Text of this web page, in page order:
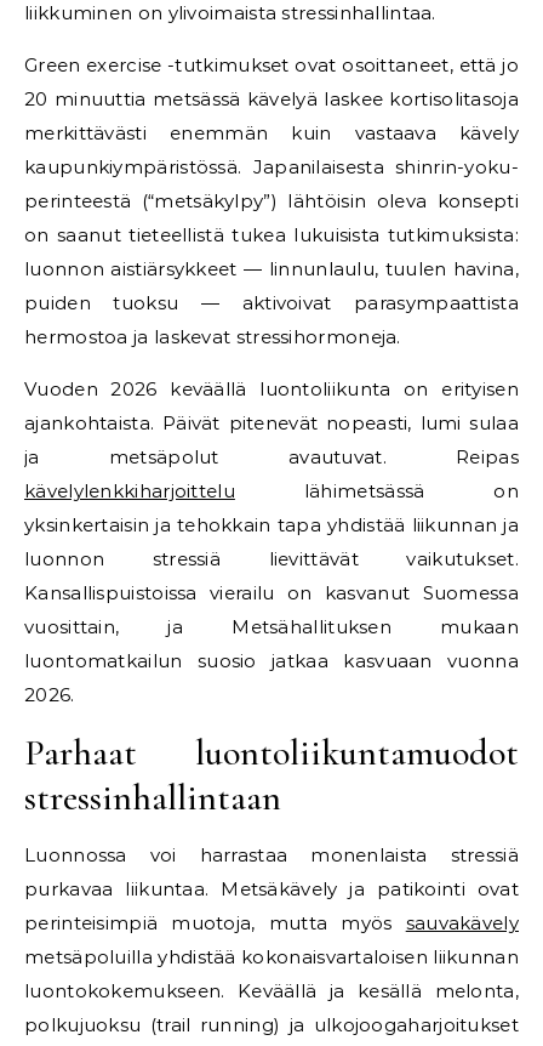
liikkuminen on ylivoimaista stressinhallintaa.
Green exercise -tutkimukset ovat osoittaneet, että jo
20 minuuttia metsässä kävelyä laskee kortisolitasoja
merkittävästi enemmän kuin vastaava kävely
kaupunkiympäristössä. Japanilaisesta shinrin-yoku-
perinteestä (“metsäkylpy”) lähtöisin oleva konsepti
on saanut tieteellistä tukea lukuisista tutkimuksista:
luonnon aistiärsykkeet — linnunlaulu, tuulen havina,
puiden tuoksu — aktivoivat parasympaattista
hermostoa ja laskevat stressihormoneja.
Vuoden 2026 keväällä luontoliikunta on erityisen
ajankohtaista. Päivät pitenevät nopeasti, lumi sulaa
ja metsäpolut avautuvat. Reipas
kävelylenkkiharjoittelu lähimetsässä on
yksinkertaisin ja tehokkain tapa yhdistää liikunnan ja
luonnon stressiä lievittävät vaikutukset.
Kansallispuistoissa vierailu on kasvanut Suomessa
vuosittain, ja Metsähallituksen mukaan
luontomatkailun suosio jatkaa kasvuaan vuonna
2026.
Parhaat luontoliikuntamuodot
stressinhallintaan
Luonnossa voi harrastaa monenlaista stressiä
purkavaa liikuntaa. Metsäkävely ja patikointi ovat
perinteisimpiä muotoja, mutta myös sauvakävely
metsäpoluilla yhdistää kokonaisvartaloisen liikunnan
luontokokemukseen. Keväällä ja kesällä melonta,
polkujuoksu (trail running) ja ulkojoogaharjoitukset